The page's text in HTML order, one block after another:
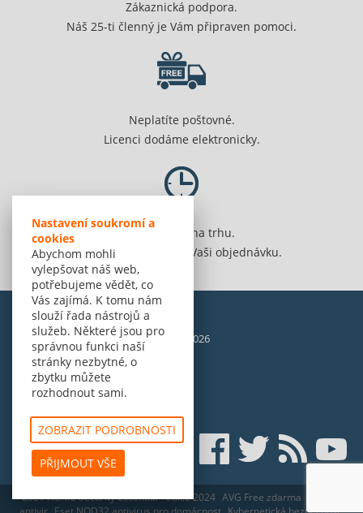
Nastavení soukromí a
cookies
Abychom mohli
vylepšovat náš web,
potřebujeme vědět, co
Vás zajímá. K tomu nám
slouží řada nástrojů a
služeb. Některé jsou pro
správnou funkci naší
stránky nezbytné, o
zbytku můžete
rozhodnout sami.
ZOBRAZIT PODROBNOSTI
PŘIJMOUT VŠE
Zákaznická podpora.
Náš 25-ti členný je Vám připraven pomoci.
Neplatíte poštovné.
Licenci dodáme elektronicky.
Jsme 20 let na trhu.
Spolehlivě vyřídíme Vaši objednávku.
© Amenit Software Solutions, 1998 - 2026
Powered bynopCommerce
ESET HOME Security Essential - edice 2024 AVG Free zdarma